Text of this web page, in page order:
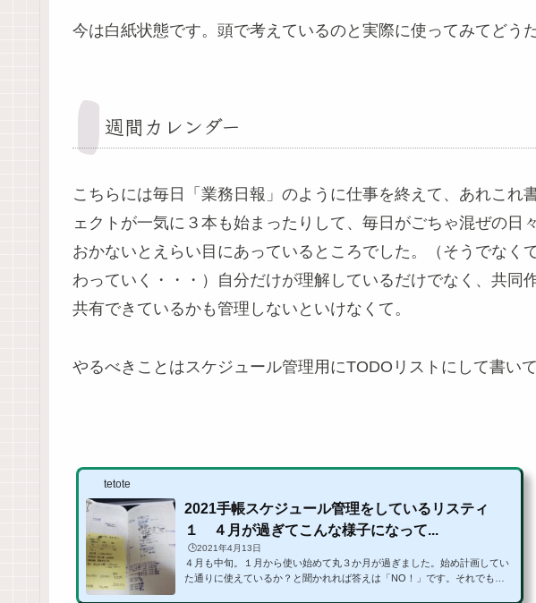
今は白紙状態です。頭で考えているのと実際に使ってみてどう
週間カレンダー
こちらには毎日「業務日報」のように仕事を終えて、あれこれ
ェクトが一気に３本も始まったりして、毎日がごちゃ混ぜの日
おかないとえらい目にあっているところでした。（そうでなく
わっていく・・・）自分だけが理解しているだけでなく、共同
共有できているかも管理しないといけなくて。
やるべきことはスケジュール管理用にTODOリストにして書いて
tetote
2021手帳スケジュール管理をしているリスティ
１ ４月が過ぎてこんな様子になって...
🕒️2021年4月13日
４月も中旬。１月から使い始めて丸３か月が過ぎました。始め計画してい
た通りに使えているか？と聞かれれば答えは「NO！」です。それでも何